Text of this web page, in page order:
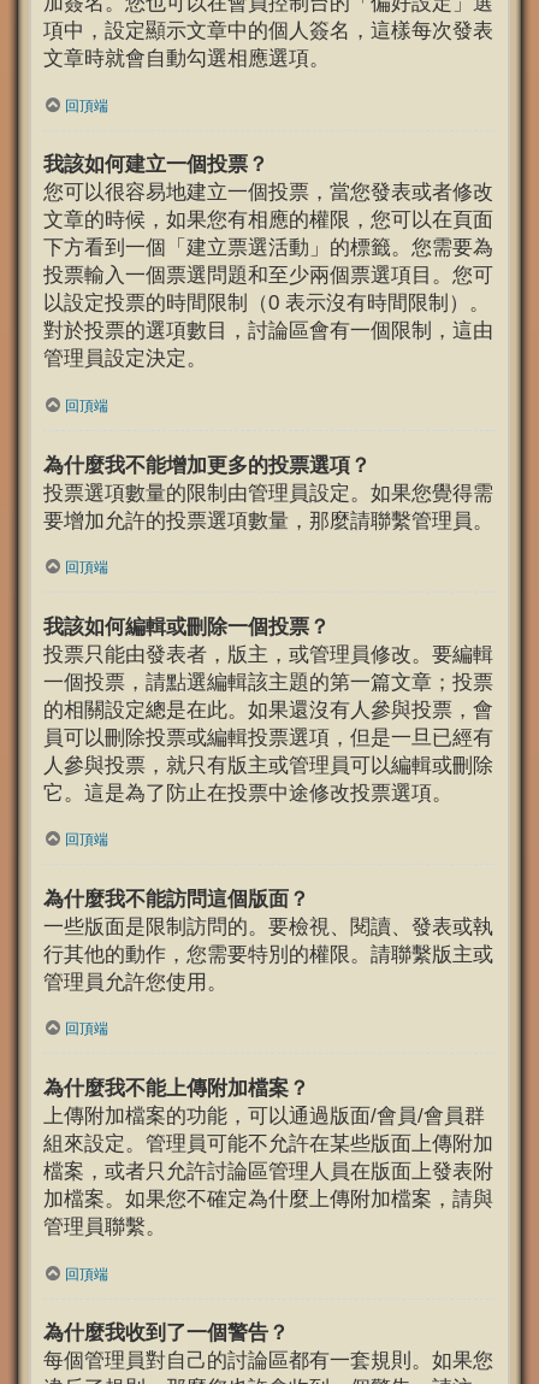
項中，設定顯示文章中的個人簽名，這樣每次發表
文章時就會自動勾選相應選項。
回頂端
我該如何建立一個投票？
您可以很容易地建立一個投票，當您發表或者修改
文章的時候，如果您有相應的權限，您可以在頁面
下方看到一個「建立票選活動」的標籤。您需要為
投票輸入一個票選問題和至少兩個票選項目。您可
以設定投票的時間限制（0 表示沒有時間限制）。
對於投票的選項數目，討論區會有一個限制，這由
管理員設定決定。
回頂端
為什麼我不能增加更多的投票選項？
投票選項數量的限制由管理員設定。如果您覺得需
要增加允許的投票選項數量，那麼請聯繫管理員。
回頂端
我該如何編輯或刪除一個投票？
投票只能由發表者，版主，或管理員修改。要編輯
一個投票，請點選編輯該主題的第一篇文章；投票
的相關設定總是在此。如果還沒有人參與投票，會
員可以刪除投票或編輯投票選項，但是一旦已經有
人參與投票，就只有版主或管理員可以編輯或刪除
它。這是為了防止在投票中途修改投票選項。
回頂端
為什麼我不能訪問這個版面？
一些版面是限制訪問的。要檢視、閱讀、發表或執
行其他的動作，您需要特別的權限。請聯繫版主或
管理員允許您使用。
回頂端
為什麼我不能上傳附加檔案？
上傳附加檔案的功能，可以通過版面/會員/會員群
組來設定。管理員可能不允許在某些版面上傳附加
檔案，或者只允許討論區管理人員在版面上發表附
加檔案。如果您不確定為什麼上傳附加檔案，請與
管理員聯繫。
回頂端
為什麼我收到了一個警告？
每個管理員對自己的討論區都有一套規則。如果您